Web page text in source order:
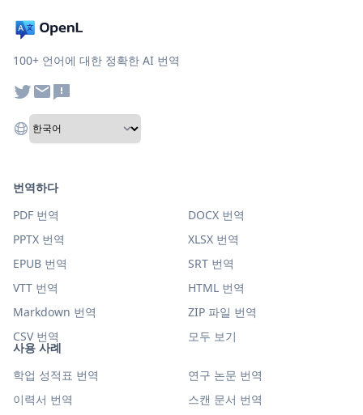
100+ 언어에 대한 정확한 AI 번역
사용 사례
학업 성적표 번역
연구 논문 번역
이력서 번역
스캔 문서 번역
번역하다
PDF 번역
DOCX 번역
PPTX 번역
XLSX 번역
EPUB 번역
SRT 번역
VTT 번역
HTML 번역
Markdown 번역
ZIP 파일 번역
CSV 번역
모두 보기